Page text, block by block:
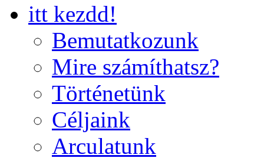
itt kezdd!
Bemutatkozunk
Mire számíthatsz?
Történetünk
Céljaink
Arculatunk